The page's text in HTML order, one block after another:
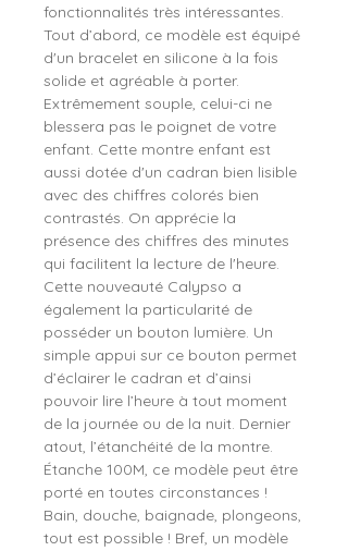
fonctionnalités très intéressantes.
Tout d’abord, ce modèle est équipé
d'un bracelet en silicone à la fois
solide et agréable à porter.
Extrêmement souple, celui-ci ne
blessera pas le poignet de votre
enfant. Cette montre enfant est
aussi dotée d'un cadran bien lisible
avec des chiffres colorés bien
contrastés. On apprécie la
présence des chiffres des minutes
qui facilitent la lecture de l'heure.
Cette nouveauté Calypso a
également la particularité de
posséder un bouton lumière. Un
simple appui sur ce bouton permet
d’éclairer le cadran et d’ainsi
pouvoir lire l’heure à tout moment
de la journée ou de la nuit. Dernier
atout, l’étanchéité de la montre.
Étanche 100M, ce modèle peut être
porté en toutes circonstances !
Bain, douche, baignade, plongeons,
tout est possible ! Bref, un modèle